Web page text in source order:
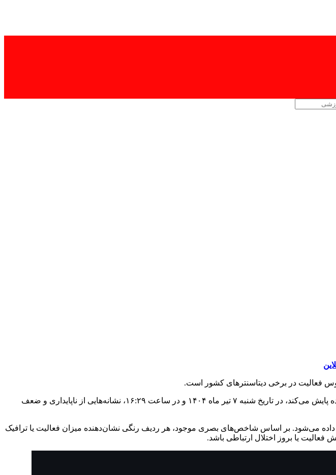
فعالیت در برخی دیتاسنترهای کشور است.
به گزارش خبرگزاری خبرآنلاین، این داشبورد، که وضعیت ارتباطات اینترنتی در سطح ایران را به‌صورت زنده پایش می‌کند، در تاریخ شنبه ۷ تیر ماه ۱۴۰۴ و در ساعت ۱۶:۲۹، نشانه‌هایی از ناپایداری و ضعف
وضعیت اتصال و ترافیک دیتاسنترها به‌صورت خط زمانی از ساعت ۰۰:۰۰ تا ۲۳:۰۰ نمایش داده می‌شود. بر اساس شاخص‌های بصری موجود، هر ردیف رنگی نشان‌دهنده میزان فعالیت یا ترافیک
فعالیت یا بروز اختلال ارتباطی باشد.